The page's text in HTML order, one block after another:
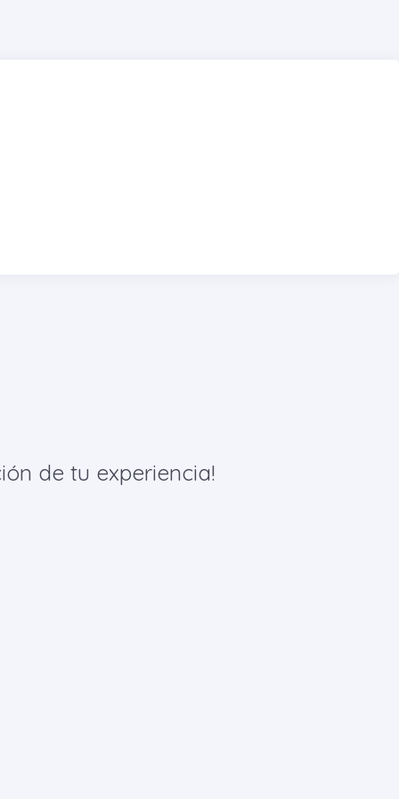
de tu experiencia!